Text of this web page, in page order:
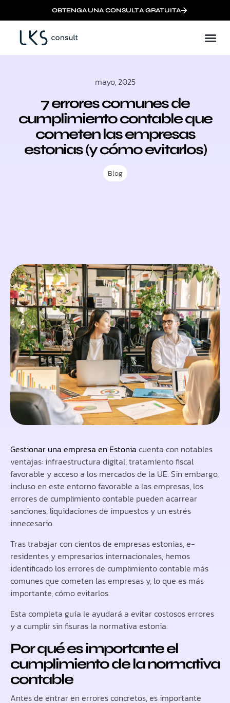
OBTENGA UNA CONSULTA GRATUITA
mayo, 2025
7 errores comunes de
cumplimiento contable que
cometen las empresas
estonias (y cómo evitarlos)
Blog
Gestionar una empresa en Estonia cuenta con notables
ventajas: infraestructura digital, tratamiento fiscal
favorable y acceso a los mercados de la UE. Sin embargo,
incluso en este entorno favorable a las empresas, los
errores de cumplimiento contable pueden acarrear
sanciones, liquidaciones de impuestos y un estrés
innecesario.
Tras trabajar con cientos de empresas estonias, e-
residentes y empresarios internacionales, hemos
identificado los errores de cumplimiento contable más
comunes que cometen las empresas y, lo que es más
importante, cómo evitarlos.
Esta completa guía le ayudará a evitar costosos errores
y a cumplir sin fisuras la normativa estonia.
Por qué es importante el
cumplimiento de la normativa
contable
Antes de entrar en errores concretos, es importante